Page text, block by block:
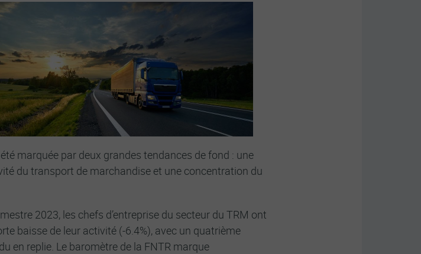
été marquée par deux grandes tendances de fond : une
du transport de marchandise et une concentration du
2023, les chefs d’entreprise du secteur du TRM ont
baisse de leur activité (-6.4%), avec un quatrième
en replie. Le baromètre de la FNTR marque